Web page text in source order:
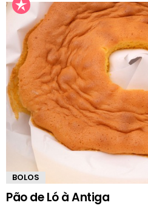
BOLOS
Pão de Ló à Antiga